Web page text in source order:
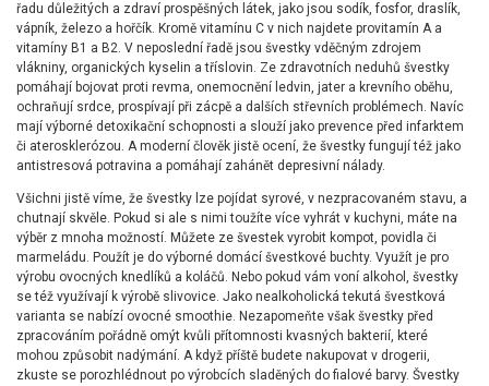
řadu důležitých a zdraví prospěšných látek, jako jsou sodík, fosfor, draslík,
vápník, železo a hořčík. Kromě vitamínu C v nich najdete provitamín A a
vitamíny B1 a B2. V neposlední řadě jsou švestky vděčným zdrojem
vlákniny, organických kyselin a tříslovin. Ze zdravotních neduhů švestky
pomáhají bojovat proti revma, onemocnění ledvin, jater a krevního oběhu,
ochraňují srdce, prospívají při zácpě a dalších střevních problémech. Navíc
mají výborné detoxikační schopnosti a slouží jako prevence před infarktem
či aterosklerózou. A moderní člověk jistě ocení, že švestky fungují též jako
antistresová potravina a pomáhají zahánět depresivní nálady.
Všichni jistě víme, že švestky lze pojídat syrové, v nezpracovaném stavu, a
chutnají skvěle. Pokud si ale s nimi toužíte více vyhrát v kuchyni, máte na
výběr z mnoha možností. Můžete ze švestek vyrobit kompot, povidla či
marmeládu. Použít je do výborné domácí švestkové buchty. Využít je pro
výrobu ovocných knedlíků a koláčů. Nebo pokud vám voní alkohol, švestky
se též využívají k výrobě slivovice. Jako nealkoholická tekutá švestková
varianta se nabízí ovocné smoothie. Nezapomeňte však švestky před
zpracováním pořádně omýt kvůli přítomnosti kvasných bakterií, které
mohou způsobit nadýmání. A když příště budete nakupovat v drogerii,
zkuste se porozhlédnout po výrobcích sladěných do fialové barvy. Švestky